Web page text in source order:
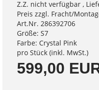
Z.Z. nicht verfügbar ,
Preis zzgl. Fracht/
Art.Nr. 286392706
Größe: S7
Farbe: Crystal Pink
pro Stück (inkl. MwSt.)
599,00